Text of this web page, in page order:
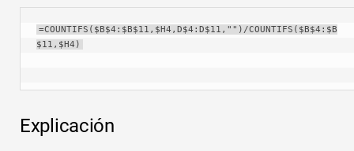
=COUNTIFS($B$4:$B$11,$H4,D$4:D$11,"")/COUNTIFS($B$4:$B
$11,$H4)
Explicación